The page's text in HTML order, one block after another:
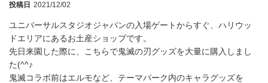
投稿日 2021/12/02
ユニバーサルスタジオジャパンの入場ゲートからすぐ、ハリウッ
ドエリアにあるお土産ショップです。
先日来園した際に、こちらで鬼滅の刃グッズを大量に購入しまし
た(^^♪
鬼滅コラボ前はエルモなど、テーマパーク内のキャラグッズを